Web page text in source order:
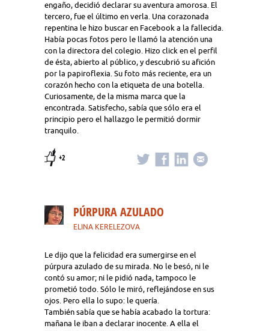
engaño, decidió declarar su aventura amorosa. El
tercero, fue el último en verla. Una corazonada
repentina le hizo buscar en Facebook a la fallecida.
Había pocas fotos pero le llamó la atención una
con la directora del colegio. Hizo click en el perfil
de ésta, abierto al público, y descubrió su afición
por la papiroflexia. Su foto más reciente, era un
corazón hecho con la etiqueta de una botella.
Curiosamente, de la misma marca que la
encontrada. Satisfecho, sabía que sólo era el
principio pero el hallazgo le permitió dormir
tranquilo.
+2
PÚRPURA AZULADO
ELINA KERELEZOVA
Le dijo que la felicidad era sumergirse en el
púrpura azulado de su mirada. No le besó, ni le
contó su amor; ni le pidió nada, tampoco le
prometió todo. Sólo le miró, reflejándose en sus
ojos. Pero ella lo supo: le quería.
También sabía que se había acabado la tortura:
mañana le iban a declarar inocente. A ella el